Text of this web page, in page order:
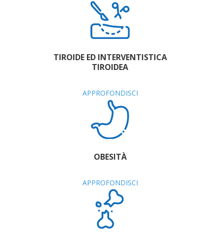
TIROIDE ED INTERVENTISTICA
TIROIDEA
APPROFONDISCI
OBESITÀ
APPROFONDISCI